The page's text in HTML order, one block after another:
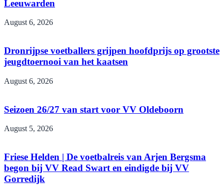
Leeuwarden
August 6, 2026
Dronrijpse voetballers grijpen hoofdprijs op grootste
jeugdtoernooi van het kaatsen
August 6, 2026
Seizoen 26/27 van start voor VV Oldeboorn
August 5, 2026
Friese Helden | De voetbalreis van Arjen Bergsma
begon bij VV Read Swart en eindigde bij VV
Gorredijk